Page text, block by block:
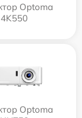
Optoma
4K550
Optoma